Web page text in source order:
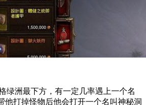
洲最下方，有一定几率遇上一个名
他打掉怪物后他会打开一个名叫神秘洞